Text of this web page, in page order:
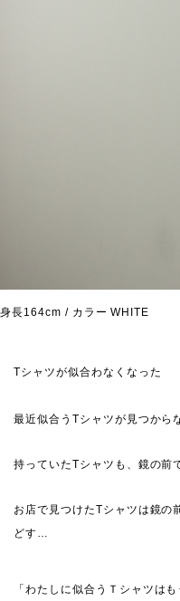
身長164cm / カラー WHITE
Tシャツが似合わなくなった
最近似合うTシャツが見つから
持っていたTシャツも、鏡の前
お店で見つけたTシャツは鏡の
どす…
「わたしに似合うＴシャツは